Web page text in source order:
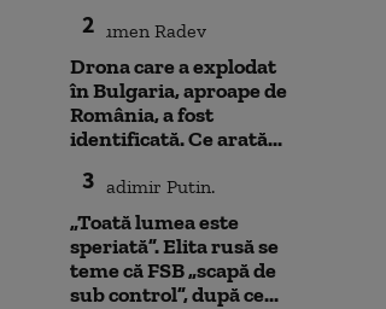
2
Drona care a explodat
în Bulgaria, aproape de
România, a fost
identificată. Ce arată...
3
„Toată lumea este
speriată”. Elita rusă se
teme că FSB „scapă de
sub control”, după ce...